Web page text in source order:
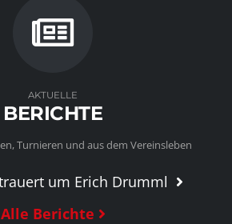
AKTUELLE
BERICHTE
Turnieren und aus dem Vereinsleben
um Erich Drumml
Alle Berichte